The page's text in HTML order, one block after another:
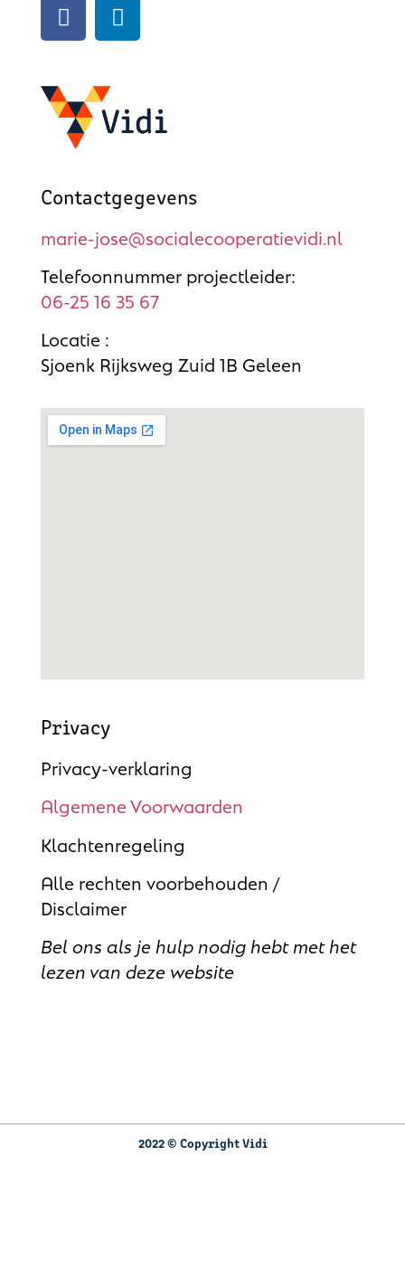
Contactgegevens
marie-jose@socialecooperatievidi.nl
Telefoonnummer projectleider:
06-25 16 35 67
Locatie :
Sjoenk Rijksweg Zuid 1B Geleen
Privacy
Privacy-verklaring
Algemene Voorwaarden
Klachtenregeling
Alle rechten voorbehouden /
Disclaimer
Bel ons als je hulp nodig hebt met het
lezen van deze website
2022 © Copyright Vidi